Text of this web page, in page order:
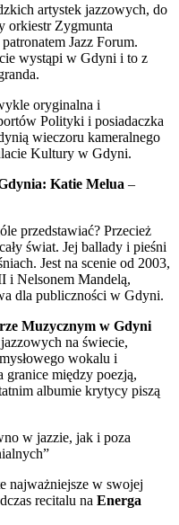
artystek jazzowych, do
orkiestr Zygmunta
Jazz Forum.
wystąpi w Gdyni i to z
oryginalna i
Polityki i posiadaczka
wieczoru kameralnego
Kultury w Gdyni.
Katie Melua –
przedstawiać? Przecież
świat. Jej ballady i pieśni
Jest na scenie od 2003,
i Nelsonem Mandelą,
dla publiczności w Gdyni.
Muzycznym w Gdyni
na świecie,
wokalu i
granice między poezją,
albumie krytycy piszą
w jazzie, jak i poza
najważniejsze w swojej
recitalu na Energa